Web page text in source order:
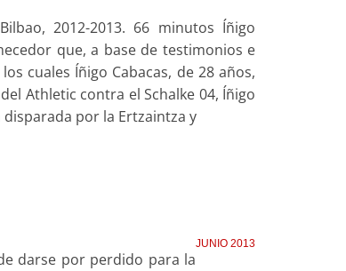
2012-2013. 66 minutos Íñigo
que, a base de testimonios e
cuales Íñigo Cabacas, de 28 años,
Athletic contra el Schalke 04, Íñigo
por la Ertzaintza y
JUNIO 2013
darse por perdido para la